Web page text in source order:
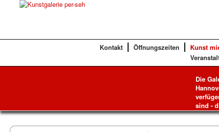
Kontakt Öffnungszeiten
Kunst
Die
sind -